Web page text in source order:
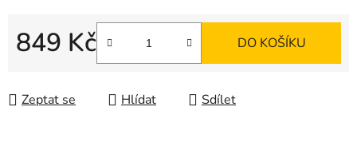
849 Kč DO KOŠÍKU
Zeptat se Hlídat Sdílet